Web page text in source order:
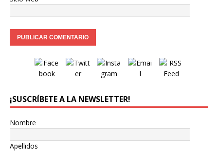
¡SUSCRÍBETE A LA NEWSLETTER!
Nombre
Apellidos